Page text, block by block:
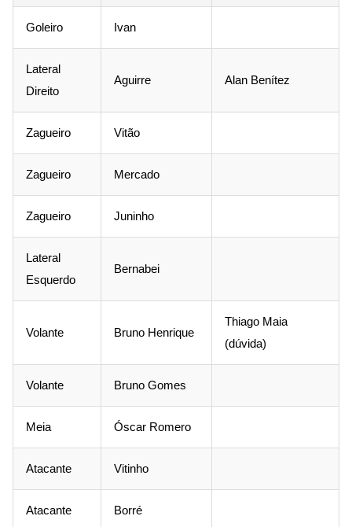
Goleiro Ivan
Lateral
Direito
Aguirre Alan Benítez
Zagueiro Vitão
Zagueiro Mercado
Zagueiro Juninho
Lateral
Esquerdo
Bernabei
Volante Bruno Henrique
Thiago Maia
(dúvida)
Volante Bruno Gomes
Meia Óscar Romero
Atacante Vitinho
Atacante Borré